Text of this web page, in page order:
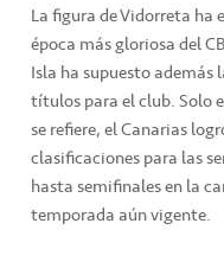
La figura de Vidorreta
época más gloriosa del
Isla ha supuesto
títulos para el club. Solo
se refiere, el Canarias
clasificaciones para las
hasta semifinales en la
temporada aún vigente.